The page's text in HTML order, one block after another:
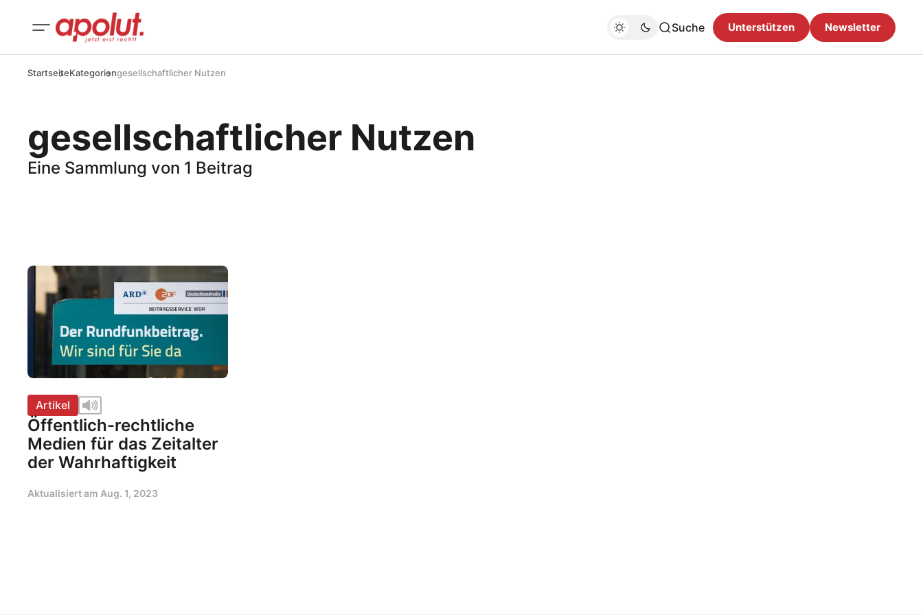
Suche Unterstützen Newsletter
StartseiteKategoriengesellschaftlicher Nutzen
gesellschaftlicher Nutzen
Eine Sammlung von 1 Beitrag
Artikel
Öffentlich-rechtliche
Medien für das Zeitalter
der Wahrhaftigkeit
Aktualisiert am Aug. 1, 2023